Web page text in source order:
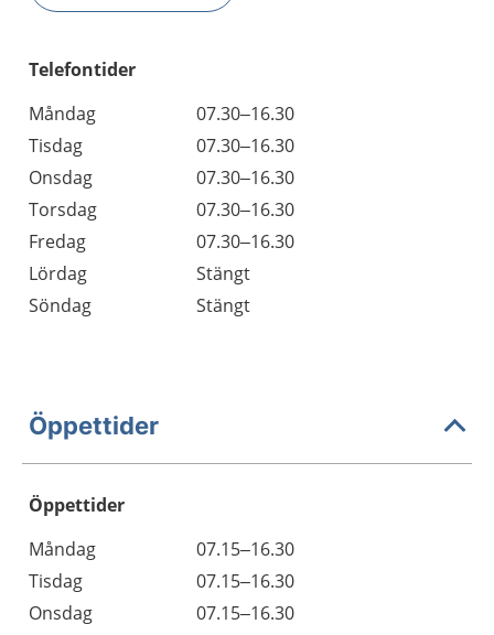
Telefontider
Måndag
07.30–16.30
Tisdag
07.30–16.30
Onsdag
07.30–16.30
Torsdag
07.30–16.30
Fredag
07.30–16.30
Lördag
Stängt
Söndag
Stängt
Öppettider
Öppettider
Dag
Öppettider
Kommentarer
Måndag
07.15–16.30
Tisdag
07.15–16.30
Onsdag
07.15–16.30